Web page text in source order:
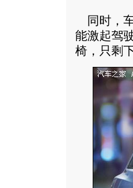
同时，
能激起驾
椅，只剩